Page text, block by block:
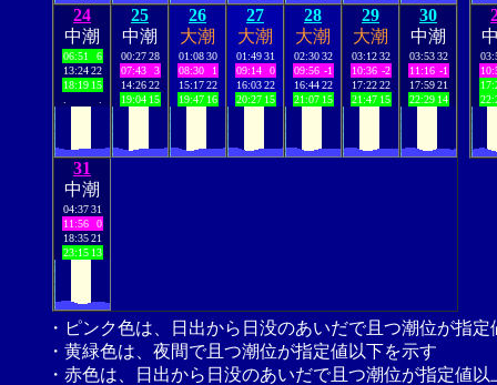
24
中潮
06:51
6
13:24 22
18:19 15
25
中潮
00:27 28
07:43
3
14:26 22
19:04 15
26
大潮
01:08 30
08:30
1
15:17 22
19:47 16
27
大潮
01:49 31
09:14
0
16:03 22
20:27 15
28
大潮
02:30 32
09:56 -1
16:44 22
21:07 15
29
大潮
03:12 32
10:36 -2
17:22 22
21:47 15
30
中潮
03:53 32
11:16 -1
17:59 21
22:29 14
31
中潮
04:37 31
11:56
0
18:35 21
23:15 13
・ピンク色は、日出から日没のあいだで且つ潮位が指
・黄緑色は、夜間で且つ潮位が指定値以下を示す
・赤色は、日出から日没のあいだで且つ潮位が指定値以